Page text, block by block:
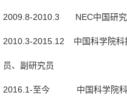
2009.8-2010.3 NEC中国研
2010.3-2015.12 中国科学院科
员、副研究员
2016.1-至今 中国科学院科技